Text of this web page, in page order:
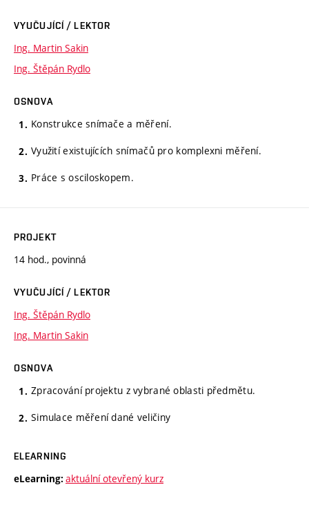
VYUČUJÍCÍ / LEKTOR
Ing. Martin Sakin
Ing. Štěpán Rydlo
OSNOVA
Konstrukce snímače a měření.
Využití existujících snímačů pro komplexni měření.
Práce s osciloskopem.
PROJEKT
14 hod., povinná
VYUČUJÍCÍ / LEKTOR
Ing. Štěpán Rydlo
Ing. Martin Sakin
OSNOVA
Zpracování projektu z vybrané oblasti předmětu.
Simulace měření dané veličiny
ELEARNING
eLearning: aktuální otevřený kurz